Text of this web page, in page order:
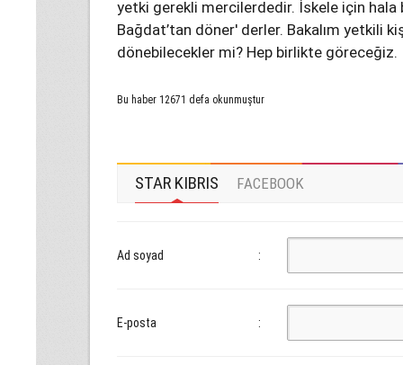
yetki gerekli mercilerdedir. İskele için hala
Bağdat’tan döner' derler. Bakalım yetkili
dönebilecekler mi? Hep birlikte göreceğiz.
Bu haber 12671 defa okunmuştur
STAR KIBRIS FACEBOOK
Ad soyad :
E-posta :